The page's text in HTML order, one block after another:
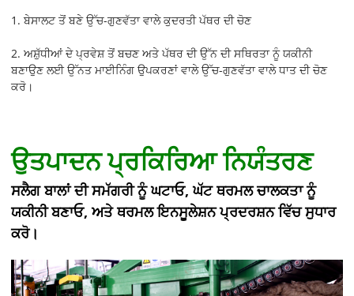
1. ਬੇਸਾਲਟ ਤੋਂ ਬਣੇ ਉੱਚ-ਗੁਣਵੱਤਾ ਵਾਲੇ ਕੁਦਰਤੀ ਪੱਥਰ ਦੀ ਚੋਣ
2. ਅਸ਼ੁੱਧੀਆਂ ਦੇ ਪ੍ਰਵੇਸ਼ ਤੋਂ ਬਚਣ ਅਤੇ ਪੱਥਰ ਦੀ ਉੱਨ ਦੀ ਸਥਿਰਤਾ ਨੂੰ ਯਕੀਨੀ
ਬਣਾਉਣ ਲਈ ਉੱਨਤ ਮਾਈਨਿੰਗ ਉਪਕਰਣਾਂ ਵਾਲੇ ਉੱਚ-ਗੁਣਵੱਤਾ ਵਾਲੇ ਧਾਤ ਦੀ ਚੋਣ
ਕਰੋ।
ਉਤਪਾਦਨ ਪ੍ਰਕਿਰਿਆ ਨਿਯੰਤਰਣ
ਸਲੈਗ ਬਾਲਾਂ ਦੀ ਸਮੱਗਰੀ ਨੂੰ ਘਟਾਓ, ਘੱਟ ਥਰਮਲ ਚਾਲਕਤਾ ਨੂੰ
ਯਕੀਨੀ ਬਣਾਓ, ਅਤੇ ਥਰਮਲ ਇਨਸੂਲੇਸ਼ਨ ਪ੍ਰਦਰਸ਼ਨ ਵਿੱਚ ਸੁਧਾਰ
ਕਰੋ।